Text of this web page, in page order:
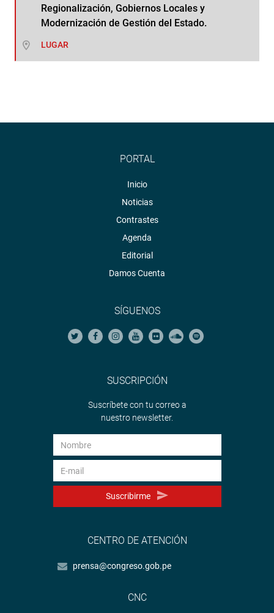
Regionalización, Gobiernos Locales y
Modernización de Gestión del Estado.
LUGAR
PORTAL
Inicio
Noticias
Contrastes
Agenda
Editorial
Damos Cuenta
SÍGUENOS
SUSCRIPCIÓN
Suscríbete con tu correo a
nuestro newsletter.
Suscribirme
CENTRO DE ATENCIÓN
prensa@congreso.gob.pe
CNC